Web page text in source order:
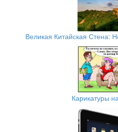
Великая Китайская Стена:
Карикатуры